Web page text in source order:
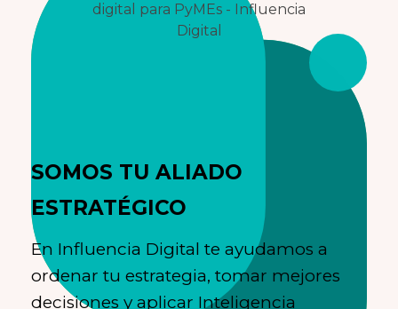
SOMOS TU ALIADO
ESTRATÉGICO
En Influencia Digital te ayudamos a
ordenar tu estrategia, tomar mejores
decisiones y aplicar Inteligencia